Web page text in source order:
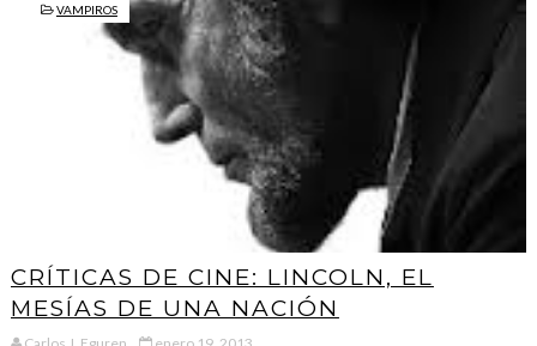
VAMPIROS
CRÍTICAS DE CINE: LINCOLN, EL
MESÍAS DE UNA NACIÓN